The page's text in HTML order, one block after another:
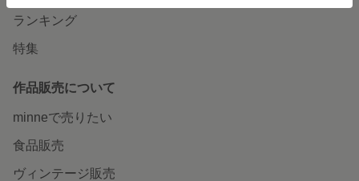
ランキング
特集
作品販売について
minneで売りたい
食品販売
ヴィンテージ販売